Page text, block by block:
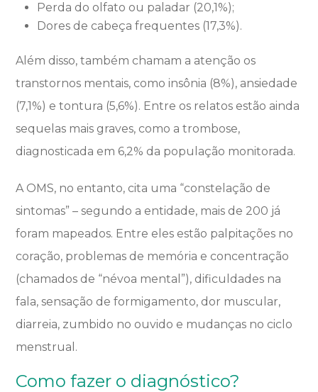
Perda do olfato ou paladar (20,1%);
Dores de cabeça frequentes (17,3%).
Além disso, também chamam a atenção os
transtornos mentais, como insônia (8%), ansiedade
(7,1%) e tontura (5,6%). Entre os relatos estão ainda
sequelas mais graves, como a trombose,
diagnosticada em 6,2% da população monitorada.
A OMS, no entanto, cita uma “constelação de
sintomas” – segundo a entidade, mais de 200 já
foram mapeados. Entre eles estão palpitações no
coração, problemas de memória e concentração
(chamados de “névoa mental”), dificuldades na
fala, sensação de formigamento, dor muscular,
diarreia, zumbido no ouvido e mudanças no ciclo
menstrual.
Como fazer o diagnóstico?